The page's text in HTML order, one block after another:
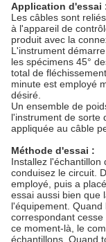
Application d'essai
Les câbles sont
à l'appareil de
produit avec la
L'instrument
les spécimens 45°
total de
minute est employé
désiré.
Un ensemble de
l'instrument de sorte
appliquée au câble
Méthode d'essai :
Installez l'échantillon
conduisez le circuit.
employé, puis a
essai aussi bien que
l'équipement.
correspondant
ce moment-là, le
échantillons. Quand